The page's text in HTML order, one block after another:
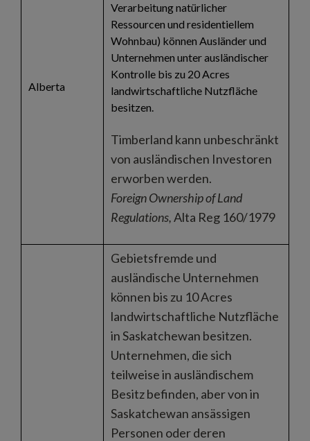
Alberta
Verarbeitung natürlicher
Ressourcen und residentiellem
Wohnbau) können Ausländer und
Unternehmen unter ausländischer
Kontrolle bis zu 20 Acres
landwirtschaftliche Nutzfläche
besitzen.
Timberland kann unbeschränkt
von ausländischen Investoren
erworben werden.
Foreign Ownership of Land
Regulations,Alta Reg 160/1979
Gebietsfremde und
ausländische Unternehmen
können bis zu 10 Acres
landwirtschaftliche Nutzfläche
in Saskatchewan besitzen.
Unternehmen, die sich
teilweise in ausländischem
Besitz befinden, aber von in
Saskatchewan ansässigen
Personen oder deren